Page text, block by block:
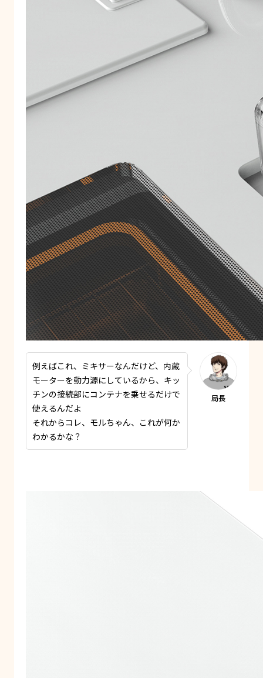
例えばこれ、ミキサーなんだけど、内蔵
モーターを動力源にしているから、キッ
チンの接続部にコンテナを乗せるだけで
使えるんだよ
それからコレ、モルちゃん、これが何か
わかるかな？